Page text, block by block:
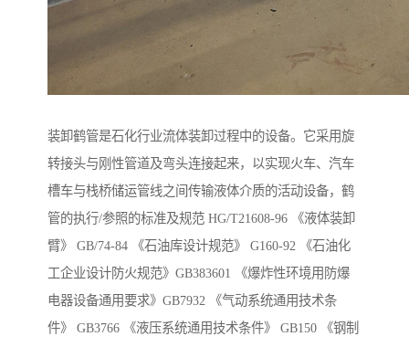
装卸鹤管是石化行业流体装卸过程中的设备。它采用旋
转接头与刚性管道及弯头连接起来，以实现火车、汽车
槽车与栈桥储运管线之间传输液体介质的活动设备，鹤
管的执行/参照的标准及规范 HG/T21608-96 《液体装卸
臂》 GB/74-84 《石油库设计规范》 G160-92 《石油化
工企业设计防火规范》GB383601 《爆炸性环境用防爆
电器设备通用要求》GB7932 《气动系统通用技术条
件》 GB3766 《液压系统通用技术条件》 GB150 《钢制